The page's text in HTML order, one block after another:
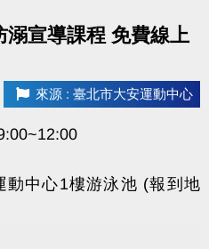
溺宣導課程 免費線上
來源 : 臺北市大安運動中心
動中心1樓游泳池 (報到地